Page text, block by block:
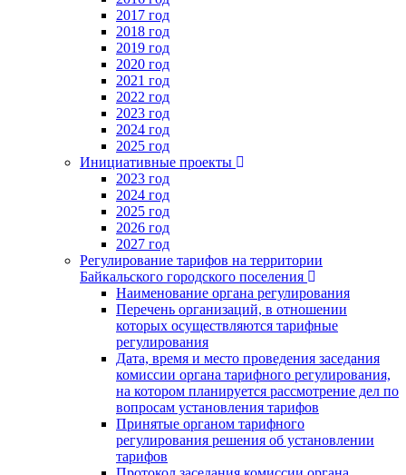
2017 год
2018 год
2019 год
2020 год
2021 год
2022 год
2023 год
2024 год
2025 год
Инициативные проекты
2023 год
2024 год
2025 год
2026 год
2027 год
Регулирование тарифов на территории
Байкальского городского поселения
Наименование органа регулирования
Перечень организаций, в отношении
которых осуществляются тарифные
регулирования
Дата, время и место проведения заседания
комиссии органа тарифного регулирования,
на котором планируется рассмотрение дел по
вопросам установления тарифов
Принятые органом тарифного
регулирования решения об установлении
тарифов